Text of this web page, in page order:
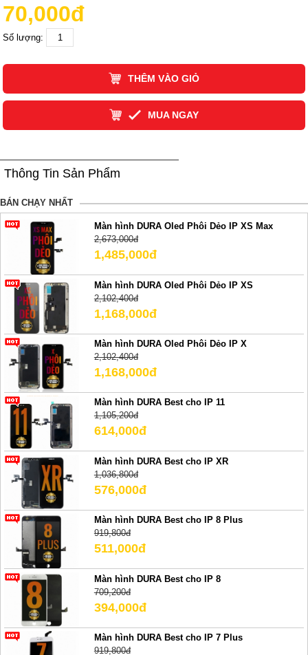
70,000đ
Số lượng:
THÊM VÀO GIỎ
MUA NGAY
Thông Tin Sản Phẩm
BÁN CHẠY NHẤT
Màn hình DURA Oled Phôi Dẻo IP XS Max
2,673,000đ
1,485,000đ
Màn hình DURA Oled Phôi Dẻo IP XS
2,102,400đ
1,168,000đ
Màn hình DURA Oled Phôi Dẻo IP X
2,102,400đ
1,168,000đ
Màn hình DURA Best cho IP 11
1,105,200đ
614,000đ
Màn hình DURA Best cho IP XR
1,036,800đ
576,000đ
Màn hình DURA Best cho IP 8 Plus
919,800đ
511,000đ
Màn hình DURA Best cho IP 8
709,200đ
394,000đ
Màn hình DURA Best cho IP 7 Plus
919,800đ